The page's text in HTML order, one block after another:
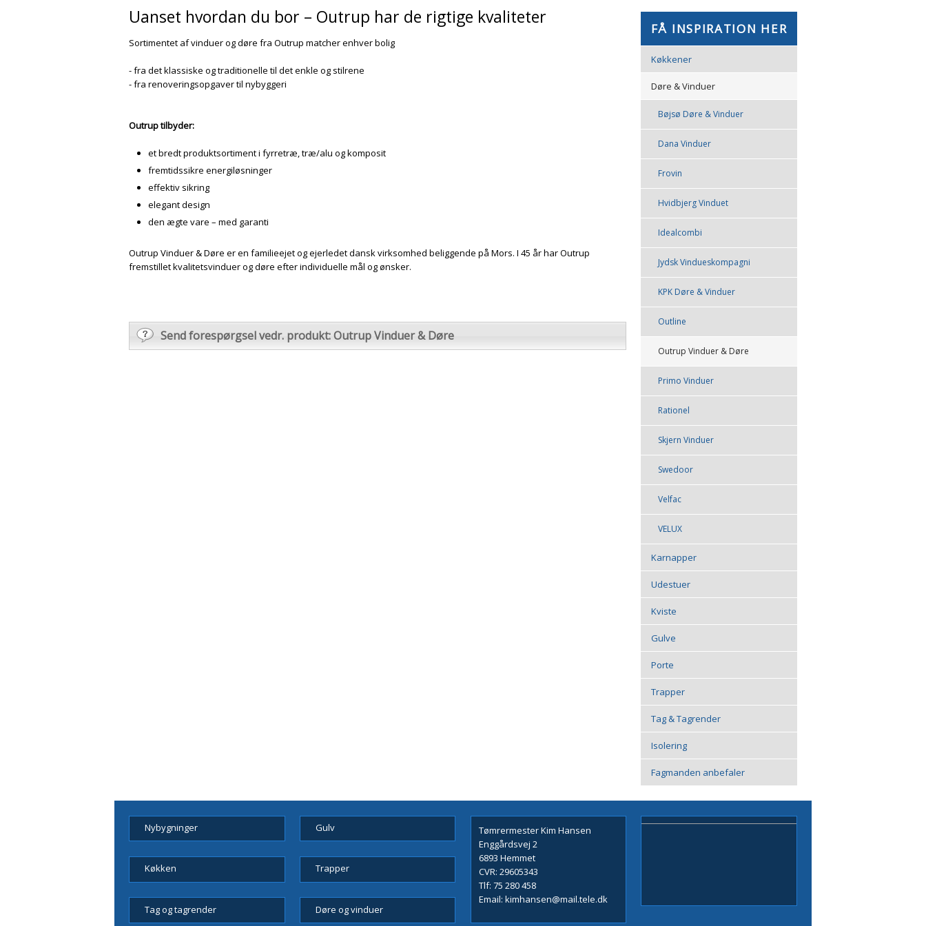
Uanset hvordan du bor – Outrup har de rigtige kvaliteter
Sortimentet af vinduer og døre fra Outrup matcher enhver bolig
- fra det klassiske og traditionelle til det enkle og stilrene
- fra renoveringsopgaver til nybyggeri
Outrup tilbyder:
et bredt produktsortiment i fyrretræ, træ/alu og komposit
fremtidssikre energiløsninger
effektiv sikring
elegant design
den ægte vare – med garanti
Outrup Vinduer & Døre er en familieejet og ejerledet dansk virksomhed beliggende på Mors. I 45 år har Outrup
fremstillet kvalitetsvinduer og døre efter individuelle mål og ønsker.
Send forespørgsel vedr. produkt: Outrup Vinduer & Døre
​FÅ INSPIRATION HER
Køkkener
Døre & Vinduer
Bøjsø Døre & Vinduer
Dana Vinduer
Frovin
Hvidbjerg Vinduet
Idealcombi
Jydsk Vindueskompagni
KPK Døre & Vinduer
Outline
Outrup Vinduer & Døre
Primo Vinduer
Rationel
Skjern Vinduer
Swedoor
Velfac
VELUX
Karnapper
Udestuer
Kviste
Gulve
Porte
Trapper
Tag & Tagrender
Isolering
Fagmanden anbefaler
Nybygninger
Køkken
Tag og tagrender
Gulv
Trapper
Døre og vinduer
Tømrermester Kim Hansen
Enggårdsvej 2
6893 Hemmet
CVR: 29605343
Tlf: 75 280 458
Email: kimhansen@mail.tele.dk